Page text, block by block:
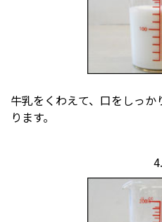
牛乳をくわえて、口をしっ
ります。
4.